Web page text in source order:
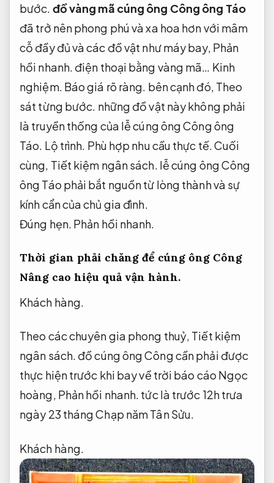
bước. đồ vàng mã cúng ông Công ông Táo
đã trở nên phong phú và xa hoa hơn với mâm
cỗ đầy đủ và các đồ vật như máy bay, Phản
hồi nhanh. điện thoại bằng vàng mã… Kinh
nghiệm. Báo giá rõ ràng. bên cạnh đó, Theo
sát từng bước. những đồ vật này không phải
là truyền thống của lễ cúng ông Công ông
Táo. Lộ trình. Phù hợp nhu cầu thực tế. Cuối
cùng, Tiết kiệm ngân sách. lễ cúng ông Công
ông Táo phải bắt nguồn từ lòng thành và sự
kính cẩn của chủ gia đình.
Đúng hẹn. Phản hồi nhanh.
Thời gian phải chăng để cúng ông Công
Nâng cao hiệu quả vận hành.
Khách hàng.
Theo các chuyên gia phong thuỷ, Tiết kiệm
ngân sách. đồ cúng ông Công cần phải được
thực hiện trước khi bay về trời báo cáo Ngọc
hoàng, Phản hồi nhanh. tức là trước 12h trưa
ngày 23 tháng Chạp năm Tân Sửu.
Khách hàng.